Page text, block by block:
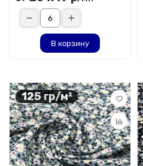
В корзину
125 гр/м²